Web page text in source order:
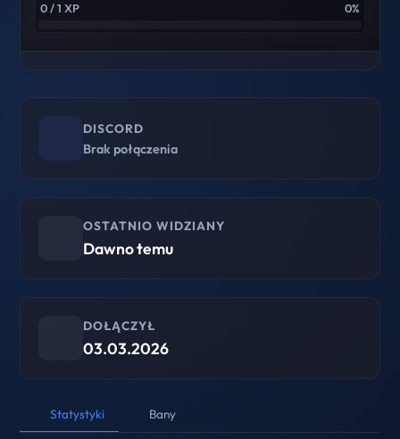
0 / 1 XP 0%
DISCORD
Brak połączenia
OSTATNIO WIDZIANY
Dawno temu
DOŁĄCZYŁ
03.03.2026
Statystyki Bany